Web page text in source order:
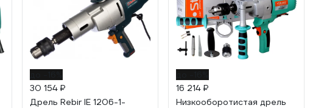
30 154 ₽
Дрель Rebir IE 1206-1-
16 214 ₽
Низкооборотистая дрель